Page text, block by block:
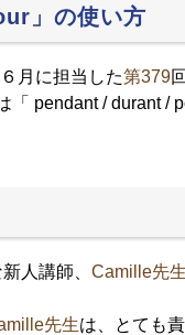
」の使い方
月に担当した第379
「 pendant / durant /
人講師、 Camille先生
先生は、とても